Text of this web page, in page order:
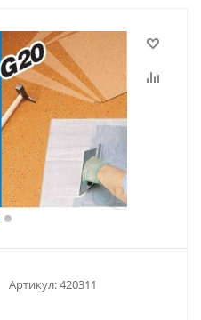
Артикул:420311